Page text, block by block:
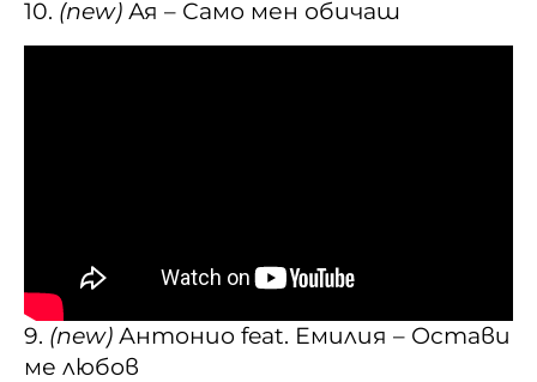
10. (new) Ая – Само мен обичаш
9. (new) Антонио feat. Емилия – Остави
ме любов